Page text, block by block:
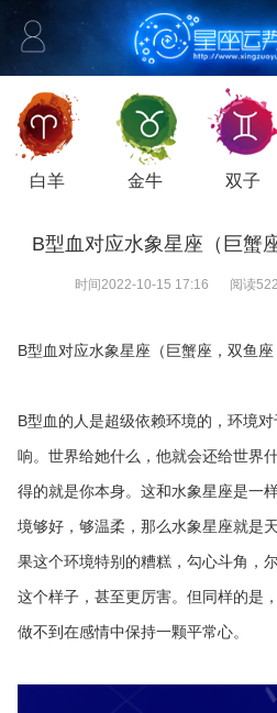
白羊 金牛 双子
B型血对应水象星座（巨蟹
时间2022-10-15 17:16 阅读
B型血对应水象星座（巨蟹座，双鱼座
B型血的人是超级依赖环境的，环境
响。世界给她什么，他就会还给世界
得的就是你本身。这和水象星座是一
境够好，够温柔，那么水象星座就是
果这个环境特别的糟糕，勾心斗角，
这个样子，甚至更厉害。但同样的是
做不到在感情中保持一颗平常心。